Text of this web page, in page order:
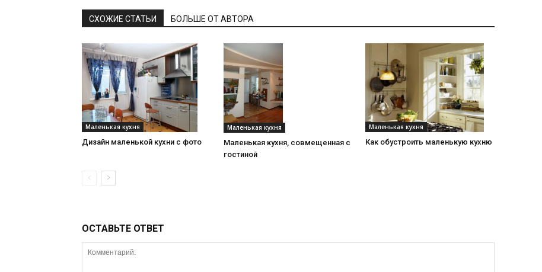
СХОЖИЕ СТАТЬИ БОЛЬШЕ ОТ АВТОРА
Маленькая кухня
Дизайн маленькой кухни с фото
Маленькая кухня
Маленькая кухня, совмещенная с
гостиной
Маленькая кухня
Как обустроить маленькую кухню
ОСТАВЬТЕ ОТВЕТ